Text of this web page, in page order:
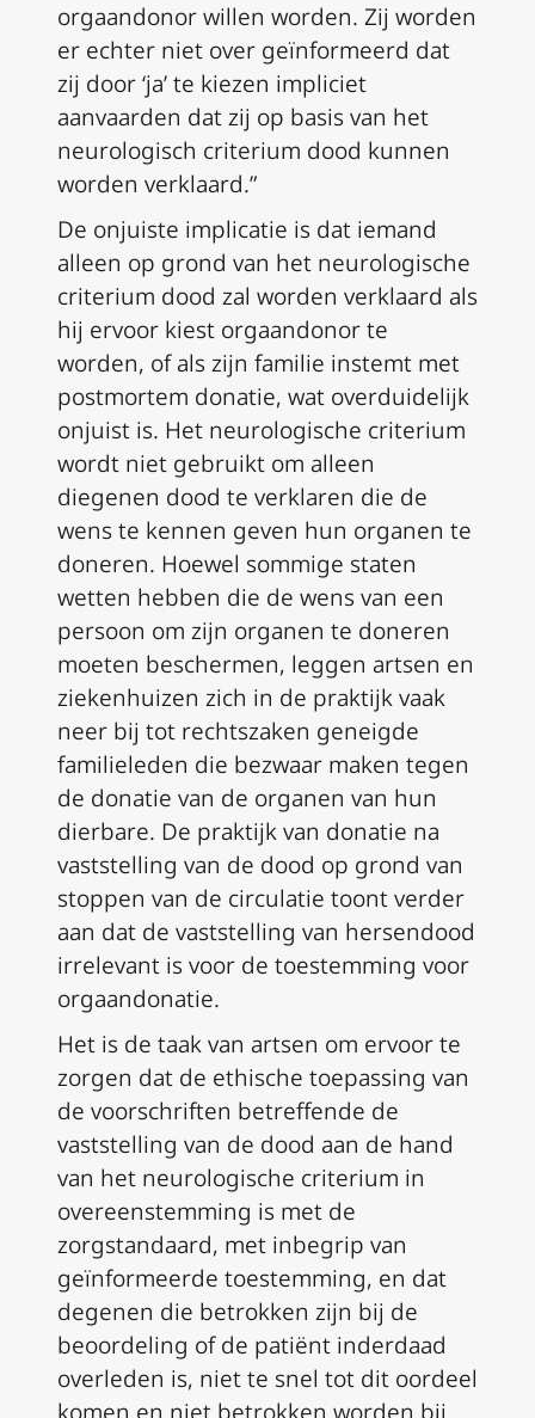
orgaandonor willen worden. Zij worden
er echter niet over geïnformeerd dat
zij door ‘ja’ te kiezen impliciet
aanvaarden dat zij op basis van het
neurologisch criterium dood kunnen
worden verklaard.”
De onjuiste implicatie is dat iemand
alleen op grond van het neurologische
criterium dood zal worden verklaard als
hij ervoor kiest orgaandonor te
worden, of als zijn familie instemt met
postmortem donatie, wat overduidelijk
onjuist is. Het neurologische criterium
wordt niet gebruikt om alleen
diegenen dood te verklaren die de
wens te kennen geven hun organen te
doneren. Hoewel sommige staten
wetten hebben die de wens van een
persoon om zijn organen te doneren
moeten beschermen, leggen artsen en
ziekenhuizen zich in de praktijk vaak
neer bij tot rechtszaken geneigde
familieleden die bezwaar maken tegen
de donatie van de organen van hun
dierbare. De praktijk van donatie na
vaststelling van de dood op grond van
stoppen van de circulatie toont verder
aan dat de vaststelling van hersendood
irrelevant is voor de toestemming voor
orgaandonatie.
Het is de taak van artsen om ervoor te
zorgen dat de ethische toepassing van
de voorschriften betreffende de
vaststelling van de dood aan de hand
van het neurologische criterium in
overeenstemming is met de
zorgstandaard, met inbegrip van
geïnformeerde toestemming, en dat
degenen die betrokken zijn bij de
beoordeling of de patiënt inderdaad
overleden is, niet te snel tot dit oordeel